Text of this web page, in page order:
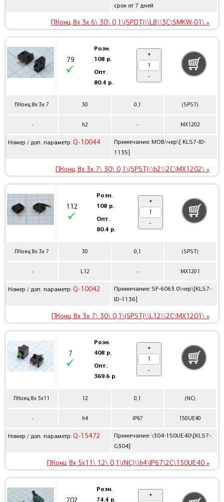
срок от 7 дней
ПКонц 8x 3x 6\ 30\ 0,1\(SPDT)\\L8\\3C\SMKW-01\ »
ПКонц 8x 3x 7 30 0,1 (SPST)
- h2 - MX1202
Номер / доп. параметр: Q-10044
Примечание: MOB\чер\[ KLS7-ID-
1135]
ПКонц 8x 3x 7\ 30\ 0,1\(SPST)\\h2\\2C\MX1202\ »
79
Розн.
108 р.
Опт.
80.4 р.
+
-
ПКонц 8x 3x 7 30 0,1 (SPST)
- L12 - MX1201
Номер / доп. параметр: Q-10042
Примечание: SF-6063.0\чер\[KLS7-
ID-1136]
ПКонц 8x 3x 7\ 30\ 0,1\(SPST)\\L12\\2C\MX1201\ »
112
Розн.
108 р.
Опт.
80.4 р.
+
-
ПКонц 8x 5x11 12 0,1 (NC)
- h4 IP67 150UE40
Номер / доп. параметр: Q-15472
Примечание: \304-150UE40\[KLS7-
G304]
ПКонц 8x 5x11\ 12\ 0,1\(NC)\\h4\IP67\2C\150UE40 »
7
Розн.
408 р.
Опт.
369.6 р.
+
-
702
Розн.
74.4 р.
+